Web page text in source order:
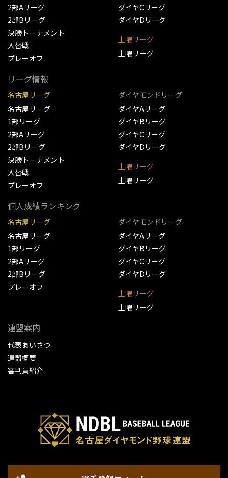
2部Aリーグ
2部Bリーグ
決勝トーナメント
入替戦
プレーオフ
ダイヤCリーグ
ダイヤDリーグ
土曜リーグ
土曜リーグ
リーグ情報
名古屋リーグ
名古屋リーグ
1部リーグ
2部Aリーグ
2部Bリーグ
決勝トーナメント
入替戦
プレーオフ
ダイヤモンドリーグ
ダイヤAリーグ
ダイヤBリーグ
ダイヤCリーグ
ダイヤDリーグ
土曜リーグ
土曜リーグ
個人成績ランキング
名古屋リーグ
名古屋リーグ
1部リーグ
2部Aリーグ
2部Bリーグ
プレーオフ
ダイヤモンドリーグ
ダイヤAリーグ
ダイヤBリーグ
ダイヤCリーグ
ダイヤDリーグ
土曜リーグ
土曜リーグ
連盟案内
代表あいさつ
連盟概要
審判員紹介